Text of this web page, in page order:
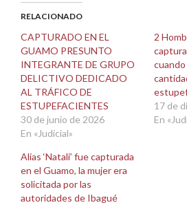
(Se
abre
una
ventana
nueva)
(Se
abre
una
ventana
nueva)
RELACIONADO
CAPTURADO EN EL
GUAMO PRESUNTO
INTEGRANTE DE GRUPO
DELICTIVO DEDICADO
AL TRÁFICO DE
ESTUPEFACIENTES
30 de junio de 2026
En «Judicial»
2
17 de
En
Alias ‘Natali’ fue capturada
en el Guamo, la mujer era
solicitada por las
autoridades de Ibagué